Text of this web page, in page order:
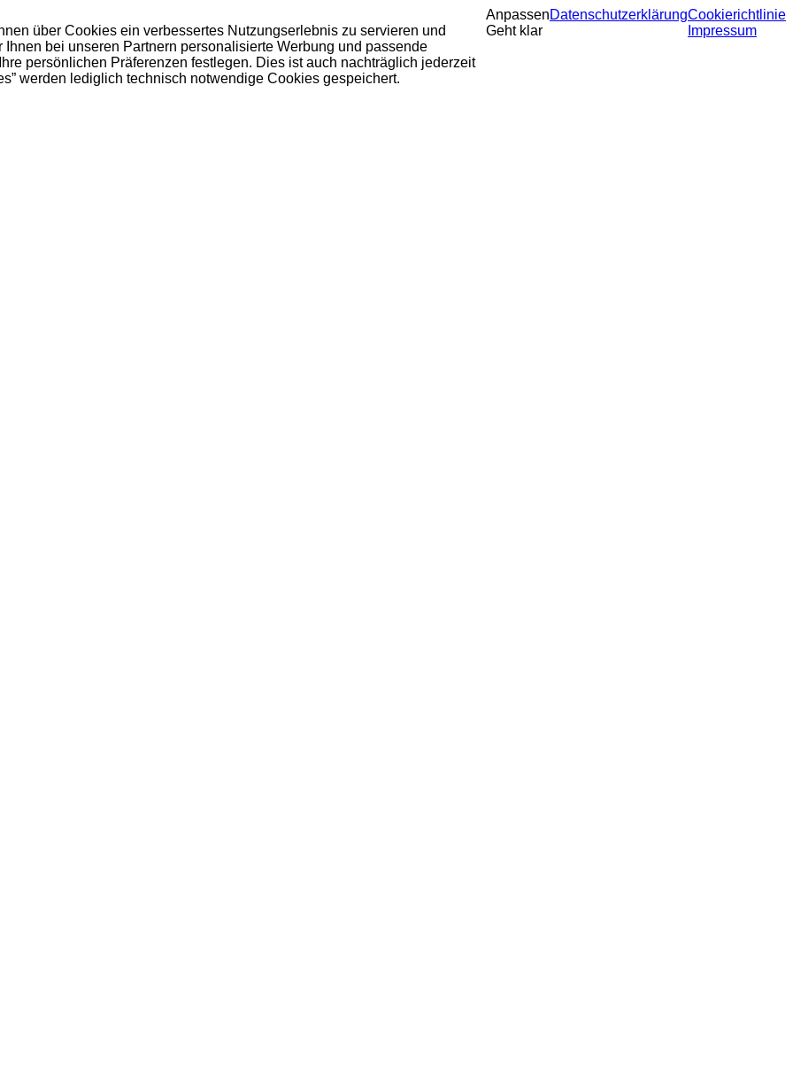
über Cookies ein verbessertes Nutzungserlebnis zu servieren und
bei unseren Partnern personalisierte Werbung und passende
persönlichen Präferenzen festlegen. Dies ist auch nachträglich jederzeit
werden lediglich technisch notwendige Cookies gespeichert.
Anpassen
Geht klar
DatenschutzerklärungCookierichtlinie
Impressum